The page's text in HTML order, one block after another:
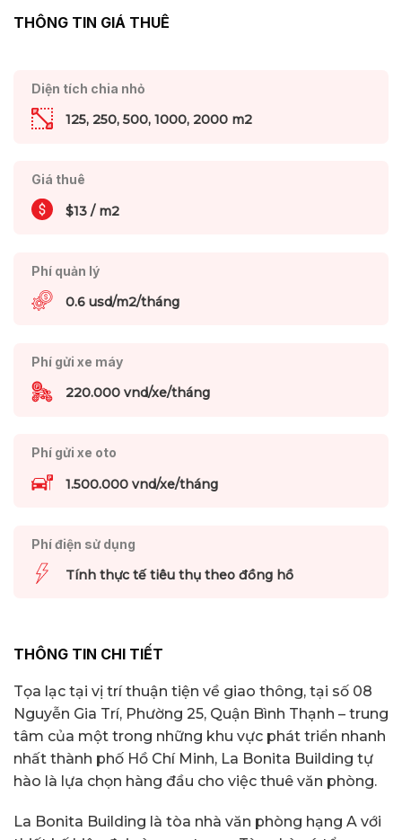
THÔNG TIN GIÁ THUÊ
Diện tích chia nhỏ
125, 250, 500, 1000, 2000 m2
Giá thuê
$13 / m2
Phí quản lý
0.6 usd/m2/tháng
Phí gửi xe máy
220.000 vnd/xe/tháng
Phí gửi xe oto
1.500.000 vnd/xe/tháng
Phí điện sử dụng
Tính thực tế tiêu thụ theo đồng hồ
THÔNG TIN CHI TIẾT
Tọa lạc tại vị trí thuận tiện về giao thông, tại số 08
Nguyễn Gia Trí, Phường 25, Quận Bình Thạnh – trung
tâm của một trong những khu vực phát triển nhanh
nhất thành phố Hồ Chí Minh, La Bonita Building tự
hào là lựa chọn hàng đầu cho việc thuê văn phòng.
La Bonita Building là tòa nhà văn phòng hạng A với